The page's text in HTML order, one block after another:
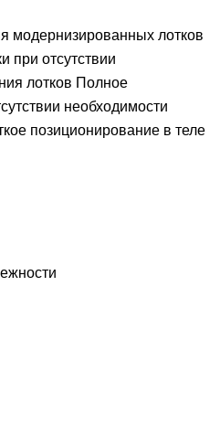
модернизированных лотков
при отсутствии
лотков Полное
необходимости
позиционирование в теле